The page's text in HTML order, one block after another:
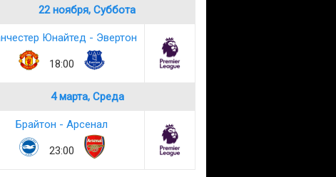
22 ноября, Суббота
Юнайтед - Эвертон
18:00
4 марта, Среда
Брайтон - Арсенал
23:00